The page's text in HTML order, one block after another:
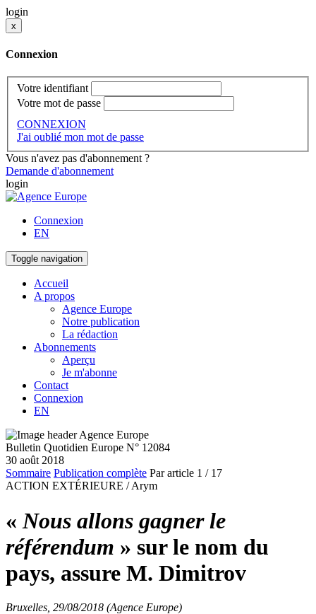
login
x
Connexion
Votre identifiant
Votre mot de passe
CONNEXION
J'ai oublié mon mot de passe
Vous n'avez pas d'abonnement ?
Demande d'abonnement
login
Connexion
EN
Toggle navigation
Accueil
A propos
Agence Europe
Notre publication
La rédaction
Abonnements
Aperçu
Je m'abonne
Contact
Connexion
EN
Bulletin Quotidien Europe N° 12084
30 août 2018
Sommaire Publication complète Par article 1 / 17
ACTION EXTÉRIEURE / Arym
« Nous allons gagner le
référendum » sur le nom du
pays, assure M. Dimitrov
Bruxelles, 29/08/2018 (Agence Europe)